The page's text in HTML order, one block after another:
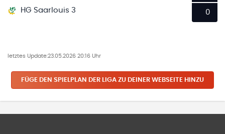
HG Saarlouis 3
0
letztes Update:23.05.2026 20:16 Uhr
FÜGE DEN SPIELPLAN DER LIGA ZU DEINER WEBSEITE HINZU